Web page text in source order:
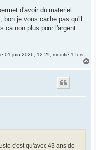
d'avoir du materiel
bon je vous cache pas qu'il
ca non plus pour l'argent
le 01 juin 2026, 12:29, modifié 1 fois.
c'est qu'avec 43 ans de